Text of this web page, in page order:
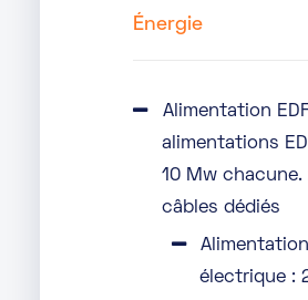
Énergie
Alimentation
alimentations
10 Mw chacune.
câbles dédiés
Alimentation
électrique :